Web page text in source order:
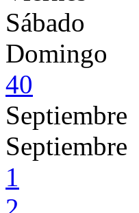
Sábado
Domingo
40
Septiembre
Septiembre
1